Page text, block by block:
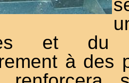
et du
à des